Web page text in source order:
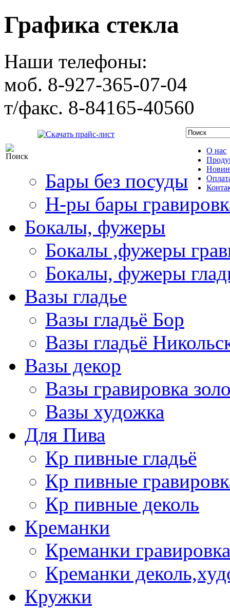
Графика стекла
Наши телефоны:
моб. 8-927-365-07-04
т/факс. 8-84165-40560
О нас
Бары без посуды
Н-ры бары
Бокалы, фужеры
Бокалы ,фужеры
Бокалы, фужеры
Вазы гладье
Вазы гладьё Бор
Вазы гладьё
Вазы декор
Вазы гравировка
Вазы художка
Для Пива
Кр пивные гладьё
Кр пивные
Кр пивные деколь
Креманки
Креманки
Креманки
Кружки